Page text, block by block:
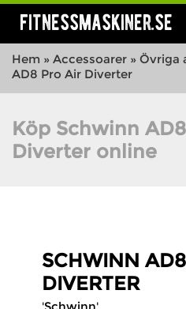
fitnessmaskiner.se
Hem » Accessoarer » Övriga
AD8 Pro Air Diverter
Köp Schwinn
Diverter online
SCHWINN
DIVERTER